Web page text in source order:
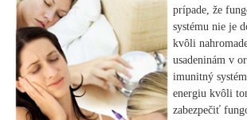
prípade, že
systému nie je
kvôli
usadeninám v
imunitný
energiu kvôli
zabezpečiť